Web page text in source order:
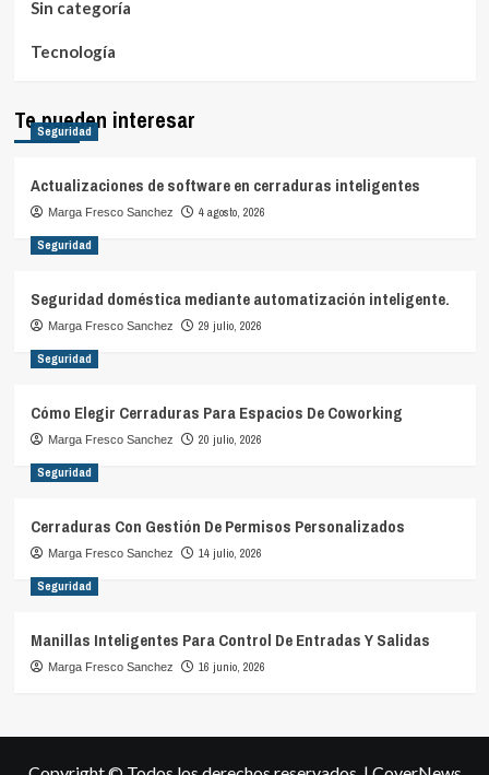
Sin categoría
Tecnología
Te pueden interesar
Seguridad
Actualizaciones de software en cerraduras inteligentes
Marga Fresco Sanchez 4 agosto, 2026
Seguridad
Seguridad doméstica mediante automatización inteligente.
Marga Fresco Sanchez 29 julio, 2026
Seguridad
Cómo Elegir Cerraduras Para Espacios De Coworking
Marga Fresco Sanchez 20 julio, 2026
Seguridad
Cerraduras Con Gestión De Permisos Personalizados
Marga Fresco Sanchez 14 julio, 2026
Seguridad
Manillas Inteligentes Para Control De Entradas Y Salidas
Marga Fresco Sanchez 16 junio, 2026